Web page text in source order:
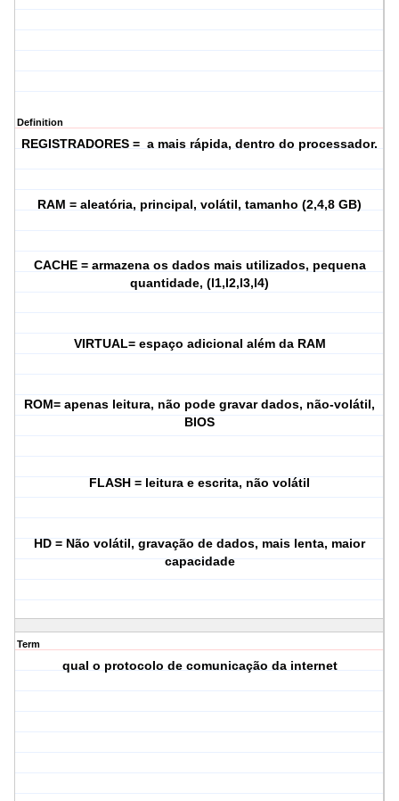
Definition
REGISTRADORES = a mais rápida, dentro do processador.
RAM = aleatória, principal, volátil, tamanho (2,4,8 GB)
CACHE = armazena os dados mais utilizados, pequena
quantidade, (l1,l2,l3,l4)
VIRTUAL= espaço adicional além da RAM
ROM= apenas leitura, não pode gravar dados, não-volátil,
BIOS
FLASH = leitura e escrita, não volátil
HD = Não volátil, gravação de dados, mais lenta, maior
capacidade
Term
qual o protocolo de comunicação da internet